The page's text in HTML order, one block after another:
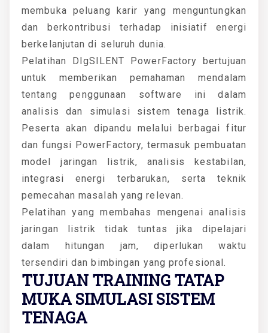
membuka peluang karir yang menguntungkan
dan berkontribusi terhadap inisiatif energi
berkelanjutan di seluruh dunia.
Pelatihan DIgSILENT PowerFactory bertujuan
untuk memberikan pemahaman mendalam
tentang penggunaan software ini dalam
analisis dan simulasi sistem tenaga listrik.
Peserta akan dipandu melalui berbagai fitur
dan fungsi PowerFactory, termasuk pembuatan
model jaringan listrik, analisis kestabilan,
integrasi energi terbarukan, serta teknik
pemecahan masalah yang relevan.
Pelatihan yang membahas mengenai analisis
jaringan listrik tidak tuntas jika dipelajari
dalam hitungan jam, diperlukan waktu
tersendiri dan bimbingan yang profesional.
TUJUAN TRAINING TATAP
MUKA SIMULASI SISTEM
TENAGA